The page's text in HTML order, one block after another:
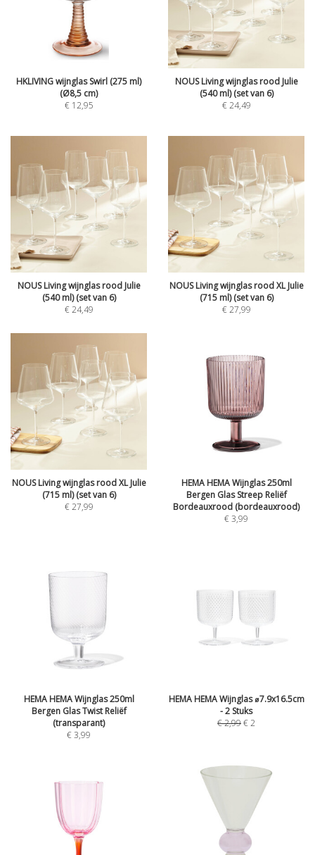
HKLIVING wijnglas Swirl (275 ml)
(Ø8,5 cm)
€ 12,95
NOUS Living wijnglas rood Julie
(540 ml) (set van 6)
€24,49
NOUS Living wijnglas rood Julie
(540 ml) (set van 6)
€24,49
NOUS Living wijnglas rood XL Julie
(715 ml) (set van 6)
€27,99
NOUS Living wijnglas rood XL Julie
(715 ml) (set van 6)
€27,99
HEMA HEMA Wijnglas 250ml
Bergen Glas Streep Reliëf
Bordeauxrood (bordeauxrood)
€3,99
HEMA HEMA Wijnglas 250ml
Bergen Glas Twist Reliëf
(transparant)
€3,99
HEMA HEMA Wijnglas ⌀7.9x16.5cm
- 2 Stuks
€2,99€2